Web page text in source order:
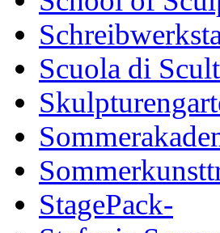
Scuola di
StagePack-